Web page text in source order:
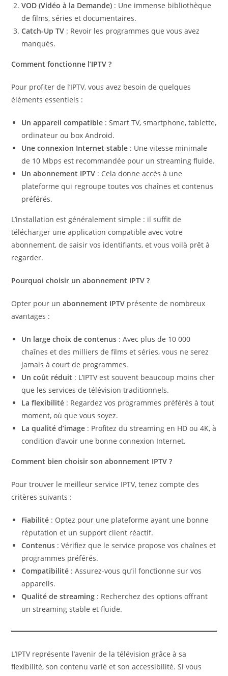
VOD (Vidéo à la Demande) : Une immense bibliothèque
de films, séries et documentaires.
Catch-Up TV : Revoir les programmes que vous avez
manqués.
Comment fonctionne l’IPTV ?
Pour profiter de l’IPTV, vous avez besoin de quelques
éléments essentiels :
Un appareil compatible : Smart TV, smartphone, tablette,
ordinateur ou box Android.
Une connexion Internet stable : Une vitesse minimale
de 10 Mbps est recommandée pour un streaming fluide.
Un abonnement IPTV : Cela donne accès à une
plateforme qui regroupe toutes vos chaînes et contenus
préférés.
L’installation est généralement simple : il suffit de
télécharger une application compatible avec votre
abonnement, de saisir vos identifiants, et vous voilà prêt à
regarder.
Pourquoi choisir un abonnement IPTV ?
Opter pour unabonnement IPTV présente de nombreux
avantages :
Un large choix de contenus : Avec plus de 10 000
chaînes et des milliers de films et séries, vous ne serez
jamais à court de programmes.
Un coût réduit : L’IPTV est souvent beaucoup moins cher
que les services de télévision traditionnels.
La flexibilité : Regardez vos programmes préférés à tout
moment, où que vous soyez.
La qualité d’image : Profitez du streaming en HD ou 4K, à
condition d’avoir une bonne connexion Internet.
Comment bien choisir son abonnement IPTV ?
Pour trouver le meilleur service IPTV, tenez compte des
critères suivants :
Fiabilité : Optez pour une plateforme ayant une bonne
réputation et un support client réactif.
Contenus : Vérifiez que le service propose vos chaînes et
programmes préférés.
Compatibilité : Assurez-vous qu’il fonctionne sur vos
appareils.
Qualité de streaming : Recherchez des options offrant
un streaming stable et fluide.
L’IPTV représente l’avenir de la télévision grâce à sa
flexibilité, son contenu varié et son accessibilité. Si vous